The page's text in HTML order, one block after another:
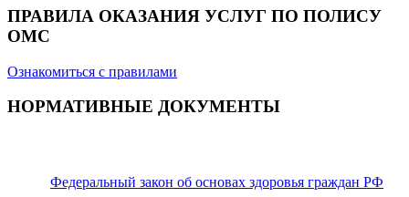
ПРАВИЛА ОКАЗАНИЯ УСЛУГ ПО ПОЛИСУ
ОМС
Ознакомиться с правилами
НОРМАТИВНЫЕ ДОКУМЕНТЫ
Федеральный закон об основах здоровья граждан РФ